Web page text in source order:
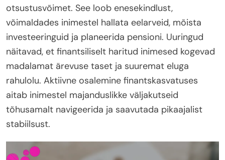
otsustusvõimet. See loob enesekindlust,
võimaldades inimestel hallata eelarveid, mõista
investeeringuid ja planeerida pensioni. Uuringud
näitavad, et finantsiliselt haritud inimesed kogevad
madalamat ärevuse taset ja suuremat eluga
rahulolu. Aktiivne osalemine finantskasvatuses
aitab inimestel majanduslikke väljakutseid
tõhusamalt navigeerida ja saavutada pikaajalist
stabiilsust.